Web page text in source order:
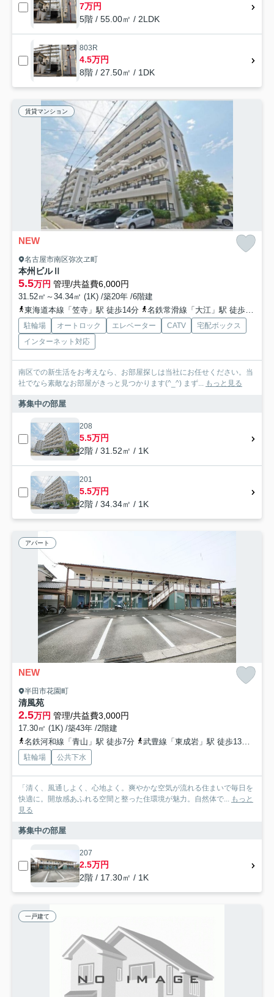
7万円
5階 / 55.00㎡ / 2LDK
803R
4.5万円
8階 / 27.50㎡ / 1DK
賃貸マンション
NEW
名古屋市南区弥次ヱ町
本州ビルⅡ
5.5万円 管理/共益費6,000円
31.52㎡～34.34㎡ (1K) /築20年 /6階建
東海道本線「笠寺」駅 徒歩14分
名鉄常滑線「大江」駅 徒歩16分
駐輪場 オートロック エレベーター CATV
宅配ボックス
インターネット対応
南区での新生活をお考えなら、お部屋探しは当社にお任せください。当
社でなら素敵なお部屋がきっと見つかります(^_^) まず... もっと見る
募集中の部屋
208
5.5万円
2階 / 31.52㎡ / 1K
201
5.5万円
2階 / 34.34㎡ / 1K
アパート
NEW
半田市花園町
清風苑
2.5万円 管理/共益費3,000円
17.30㎡ (1K) /築43年 /2階建
名鉄河和線「青山」駅 徒歩7分
武豊線「東成岩」駅 徒歩13分
駐輪場 公共下水
「清く、風通しよく、心地よく。爽やかな空気が流れる住まいで毎日を
快適に。開放感あふれる空間と整った住環境が魅力。自然体で... もっと
見る
募集中の部屋
207
2.5万円
2階 / 17.30㎡ / 1K
一戸建て